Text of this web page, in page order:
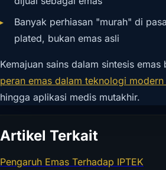
Banyak perhiasan "murah" di
plated, bukan emas asli
Kemajuan sains dalam sintesis
peran emas dalam teknologi modern
hingga aplikasi medis mutakhir.
Artikel Terkait
Pengaruh Emas Terhadap IPTEK